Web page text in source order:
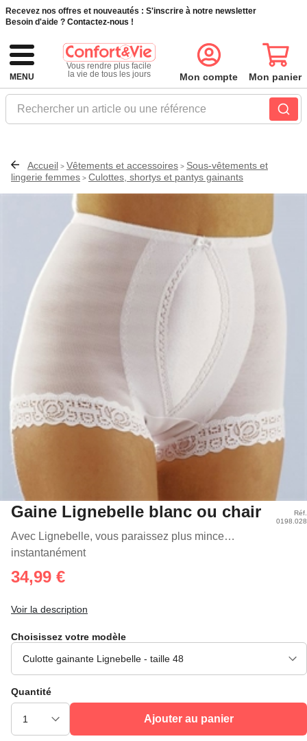
Recevez nos offres et nouveautés : S'inscrire à notre newsletter
Besoin d'aide ? Contactez-nous !
MENU
Vous rendre plus facile
la vie de tous les jours
Rechercher un article ou une référence
Mon compte Mon panier
Accueil > Vêtements et accessoires > Sous-vêtements et
lingerie femmes > Culottes, shortys et pantys gainants
Gaine Lignebelle blanc ou chair
Avec Lignebelle, vous paraissez plus mince…
instantanément
Réf.
0198.028
34,99 €
Voir la description
Choisissez votre modèle
Quantité
Ajouter au panier